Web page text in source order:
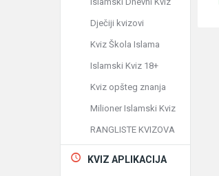
Dječiji kvizovi
Kviz Škola Islama
Islamski Kviz 18+
Kviz opšteg znanja
Milioner Islamski Kviz
RANGLISTE KVIZOVA
KVIZ APLIKACIJA